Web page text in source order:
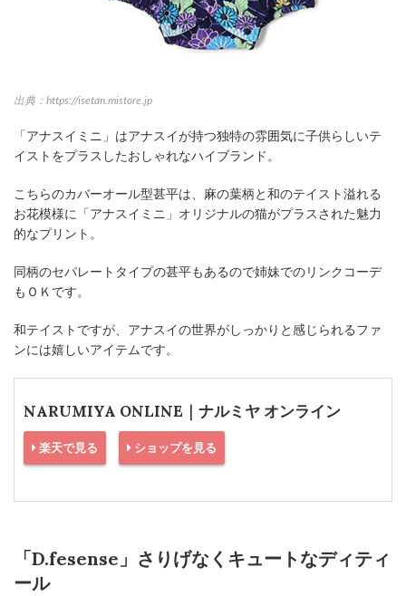
出典：https://isetan.mistore.jp
「アナスイミニ」はアナスイが持つ独特の雰囲気に子供らしいテ
イストをプラスしたおしゃれなハイブランド。
こちらのカバーオール型甚平は、麻の葉柄と和のテイスト溢れる
お花模様に「アナスイミニ」オリジナルの猫がプラスされた魅力
的なプリント。
同柄のセパレートタイプの甚平もあるので姉妹でのリンクコーデ
もＯＫです。
和テイストですが、アナスイの世界がしっかりと感じられるファ
ンには嬉しいアイテムです。
NARUMIYA ONLINE｜ナルミヤ オンライン
楽天で見る ショップを見る
「D.fesense」さりげなくキュートなディティ
ール